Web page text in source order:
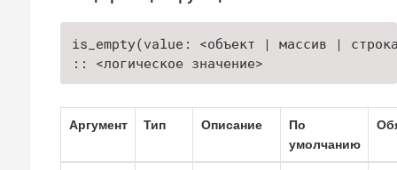
is_empty(value: <объект | массив |
:: <логическое значение>
Аргумент Тип Описание
По
умолчанию